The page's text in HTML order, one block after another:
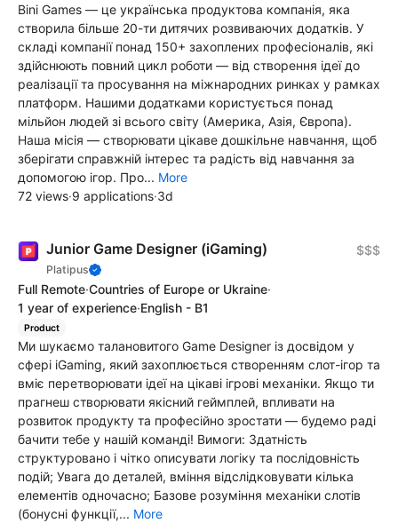
Bini Games — це українська продуктова компанія, яка
створила більше 20-ти дитячих розвиваючих додатків. У
складі компанії понад 150+ захоплених професіоналів, які
здійснюють повний цикл роботи — від створення ідеї до
реалізації та просування на міжнародних ринках у рамках
платформ. Нашими додатками користується понад
мільйон людей зі всього світу (Америка, Азія, Європа).
Наша місія — створювати цікаве дошкільне навчання, щоб
зберігати справжній інтерес та радість від навчання за
допомогою ігор. Про... More
72 views·9 applications·3d
Junior Game Designer (iGaming)
Platipus
$$$
Full Remote·Countries of Europe or Ukraine·
1 year of experience·English - B1
Product
Ми шукаємо талановитого Game Designer із досвідом у
сфері iGaming, який захоплюється створенням слот-ігор та
вміє перетворювати ідеї на цікаві ігрові механіки. Якщо ти
прагнеш створювати якісний геймплей, впливати на
розвиток продукту та професійно зростати — будемо раді
бачити тебе у нашій команді! Вимоги: Здатність
структуровано і чітко описувати логіку та послідовність
подій; Увага до деталей, вміння відслідковувати кілька
елементів одночасно; Базове розуміння механіки слотів
(бонусні функції,... More